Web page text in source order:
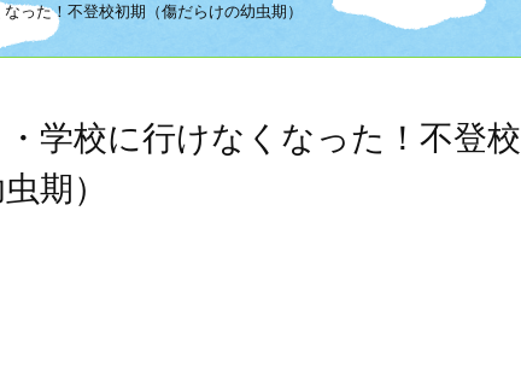
った！不登校初期（傷だらけの幼虫期）
学校に行けなくなった！不登校
期）